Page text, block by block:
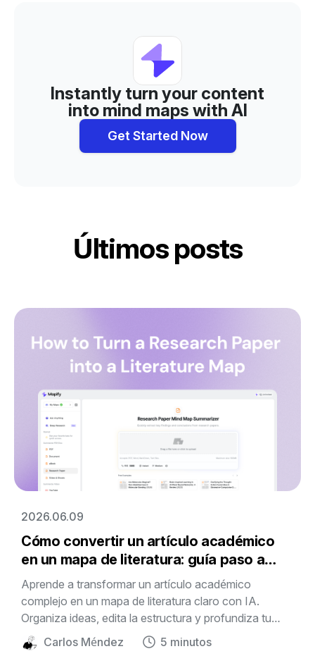
Instantly turn your content
into mind maps with AI
Get Started Now
Últimos posts
Carlos Méndez 5 minutos
2026.06.09
Cómo convertir un artículo académico
en un mapa de literatura: guía paso a
paso
Aprende a transformar un artículo académico
complejo en un mapa de literatura claro con IA.
Organiza ideas, edita la estructura y profundiza tu
investigación con Mapify.